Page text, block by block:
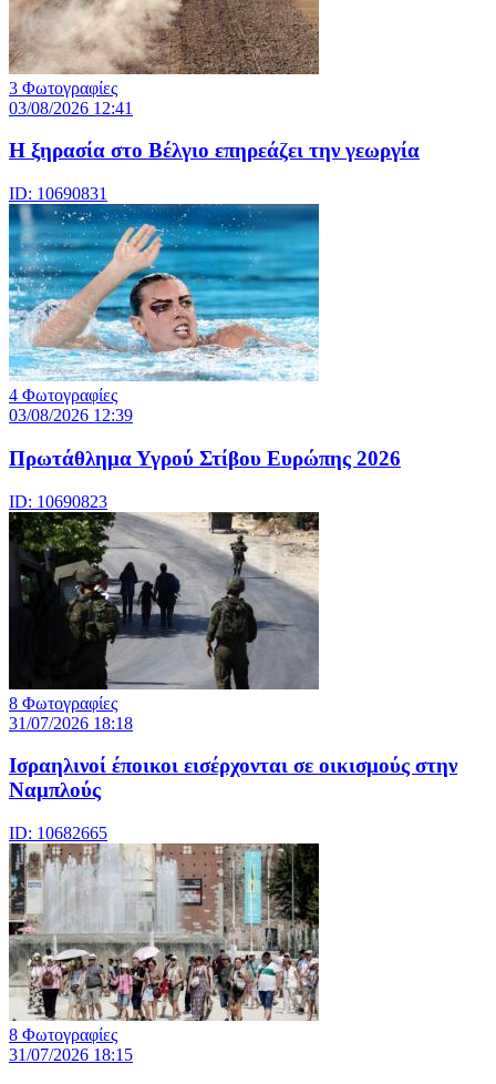
3 Φωτογραφίες
03/08/2026 12:41
Η ξηρασία στο Βέλγιο επηρεάζει την γεωργία
ID: 10690831
4 Φωτογραφίες
03/08/2026 12:39
Πρωτάθλημα Υγρού Στίβου Ευρώπης 2026
ID: 10690823
8 Φωτογραφίες
31/07/2026 18:18
Ισραηλινοί έποικοι εισέρχονται σε οικισμούς στην
Ναμπλούς
ID: 10682665
8 Φωτογραφίες
31/07/2026 18:15